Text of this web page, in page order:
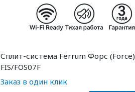
Сплит-система Ferrum Форс (Force)
FIS/FOS07F
Заказ в один клик